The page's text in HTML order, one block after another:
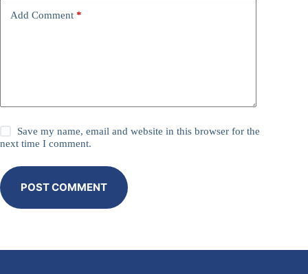
Add Comment *
Save my name, email and website in this browser for the
next time I comment.
POST COMMENT